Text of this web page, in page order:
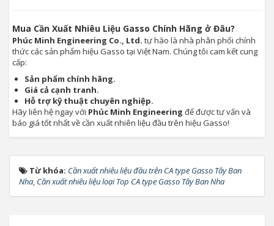
Mua Cần Xuất Nhiêu Liệu Gasso Chính Hãng ở Đâu?
Phúc Minh Engineering Co., Ltd. tự hào là nhà phân phối chính
thức các sản phẩm hiệu Gasso tại Việt Nam. Chúng tôi cam kết cung
cấp:
Sản phẩm chính hãng.
Giá cả cạnh tranh.
Hỗ trợ kỹ thuật chuyên nghiệp.
Hãy liên hệ ngay với Phúc Minh Engineering để được tư vấn và
báo giá tốt nhất về cần xuất nhiên liệu đầu trên hiệu Gasso!
Từ khóa: Cần xuất nhiêu liệu đầu trên CA type Gasso Tây Ban
Nha, Cần xuất nhiêu liệu loại Top CA type Gasso Tây Ban Nha